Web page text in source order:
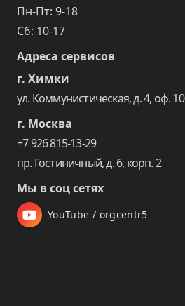
Пн-Пт: 9-18
Сб: 10-17
Адреса сервисов
г. Химки
ул. Коммунистическая, д. 4, оф. 10
г. Москва
+7 926 815-13-29
пр. Гостиничный, д. 6, корп. 2
Мы в соц сетях
YouTube / orgcentr5